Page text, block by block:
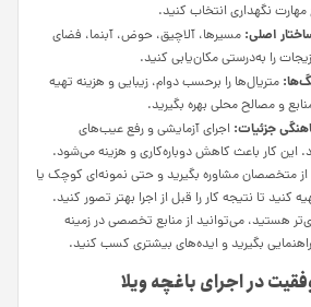
نگهداری انتخاب کنید.
اصلی: مسیرها، آلاچیق، حوض، آبنما، فضای
را به‌درستی مکان‌یابی کنید.
متریال‌ها را برحسب دوام، زیبایی و هزینه تهیه
و مصالح محلی بهره بگیرید.
جزئیات: اجرای آزمایشی و رفع عیب‌های
این کار باعث کاهش دوباره‌کاری و هزینه می‌شود.
متخصصان مشاوره بگیرید و حتی نمونه‌ای کوچک یا
تا نتیجه کار را قبل از اجرا بهتر تصور کنید.
هستید، می‌توانید از منابع تخصصی در زمینه
راهنمایی بگیرید و ایده‌های بیشتری کسب کنید.
در اجرای باغچه ویلا